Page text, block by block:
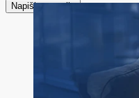
Napiši recenziju